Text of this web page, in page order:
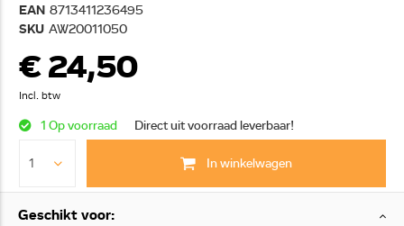
EAN 8713411236495
SKU AW20011050
€ 24,50
Incl. btw
1 Op voorraad Direct uit voorraad leverbaar!
In winkelwagen
Geschikt voor: